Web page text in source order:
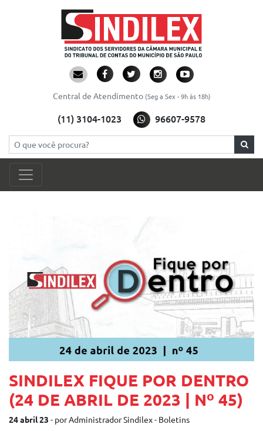
Pesquisar
Central de Atendimento (Seg a Sex - 9h às 18h)
(11) 3104-1023 96607-9578
SINDILEX FIQUE POR DENTRO
(24 DE ABRIL DE 2023 | Nº 45)
24 abril 23 - por Administrador Sindilex - Boletins